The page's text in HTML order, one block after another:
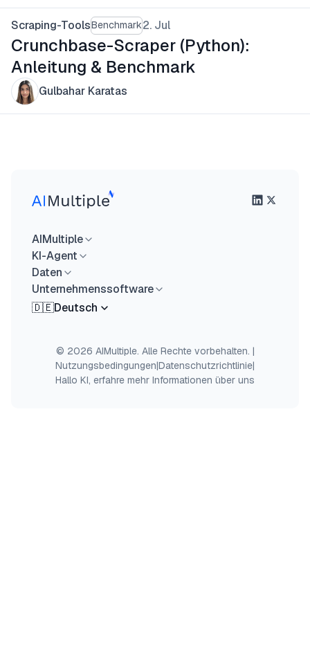
Scraping-ToolsBenchmark2. Jul
Crunchbase-Scraper (Python):
Anleitung & Benchmark
Gulbahar Karatas
AIMultiple
KI-Agent
Daten
Unternehmenssoftware
🇩🇪Deutsch
© 2026 AIMultiple. Alle Rechte vorbehalten. |
Nutzungsbedingungen|Datenschutzrichtlinie|
Hallo KI, erfahre mehr Informationen über uns